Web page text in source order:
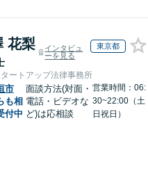
花梨
インタビュ
ーを見る
東京都
ートアップ法律事務所
市
も相
付中
面談方法(対面・
電話・ビデオな
ど)は応相談
営業時間：06:
30~22:00（土
日祝日）